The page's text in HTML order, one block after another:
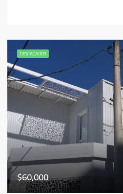
DESTACADOS
$60,000